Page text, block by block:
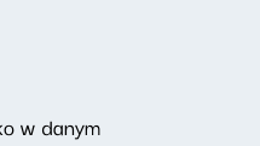
w danym